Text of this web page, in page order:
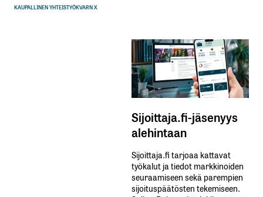
KAUPALLINEN YHTEISTYÖKVARN X
Sijoittaja.fi-jäsenyys
alehintaan
Sijoittaja.fi tarjoaa kattavat
työkalut ja tiedot markkinoiden
seuraamiseen sekä parempien
sijoituspäätösten tekemiseen.